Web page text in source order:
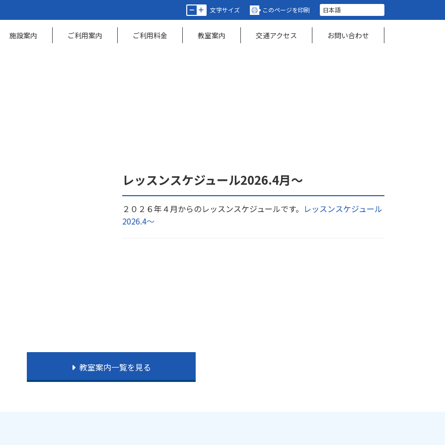
文字サイズ このページを印刷
施設案内 ご利用案内 ご利用料金 教室案内 交通アクセス お問い合わせ
レッスンスケジュール2026.4月～
２０２６年４月からのレッスンスケジュールです。 レッスンスケジュール
2026.4～
教室案内一覧を見る